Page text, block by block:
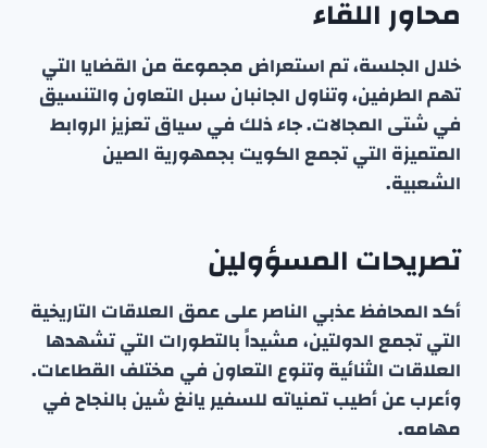
محاور اللقاء
خلال الجلسة، تم استعراض مجموعة من القضايا التي
تهم الطرفين، وتناول الجانبان سبل التعاون والتنسيق
في شتى المجالات. جاء ذلك في سياق تعزيز الروابط
المتميزة التي تجمع الكويت بجمهورية الصين
الشعبية.
تصريحات المسؤولين
أكد المحافظ عذبي الناصر على عمق العلاقات التاريخية
التي تجمع الدولتين، مشيداً بالتطورات التي تشهدها
العلاقات الثنائية وتنوع التعاون في مختلف القطاعات.
وأعرب عن أطيب تمنياته للسفير يانغ شين بالنجاح في
مهامه.